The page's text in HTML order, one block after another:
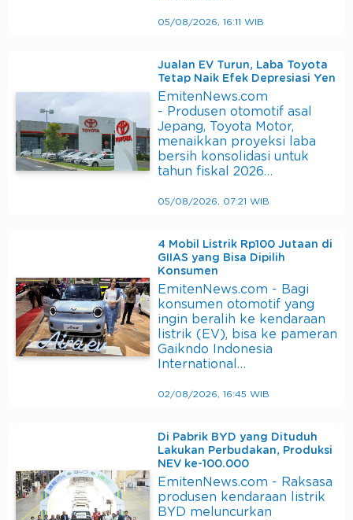
05/08/2026, 16:11 WIB
Jualan EV Turun, Laba Toyota
Tetap Naik Efek Depresiasi Yen
EmitenNews.com
- Produsen otomotif asal
Jepang, Toyota Motor,
menaikkan proyeksi laba
bersih konsolidasi untuk
tahun fiskal 2026…
05/08/2026, 07:21 WIB
4 Mobil Listrik Rp100 Jutaan di
GIIAS yang Bisa Dipilih
Konsumen
EmitenNews.com - Bagi
konsumen otomotif yang
ingin beralih ke kendaraan
listrik (EV), bisa ke pameran
Gaikndo Indonesia
International…
02/08/2026, 16:45 WIB
Di Pabrik BYD yang Dituduh
Lakukan Perbudakan, Produksi
NEV ke-100.000
EmitenNews.com - Raksasa
produsen kendaraan listrik
BYD meluncurkan